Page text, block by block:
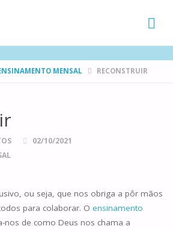
MENSAL RECONSTRUIR
02/10/2021
ou seja, que nos obriga a pôr mãos
para colaborar. O ensinamento
nos de como Deus nos chama a